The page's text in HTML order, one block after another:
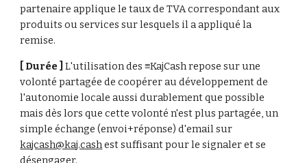
partenaire applique le taux de TVA correspondant aux
produits ou services sur lesquels il a appliqué la
remise.
[ Durée ] L'utilisation des ≡KajCash repose sur une
volonté partagée de coopérer au développement de
l'autonomie locale aussi durablement que possible
mais dès lors que cette volonté n'est plus partagée, un
kajcash@kaj.cash est suffisant pour le signaler et se
désengager.